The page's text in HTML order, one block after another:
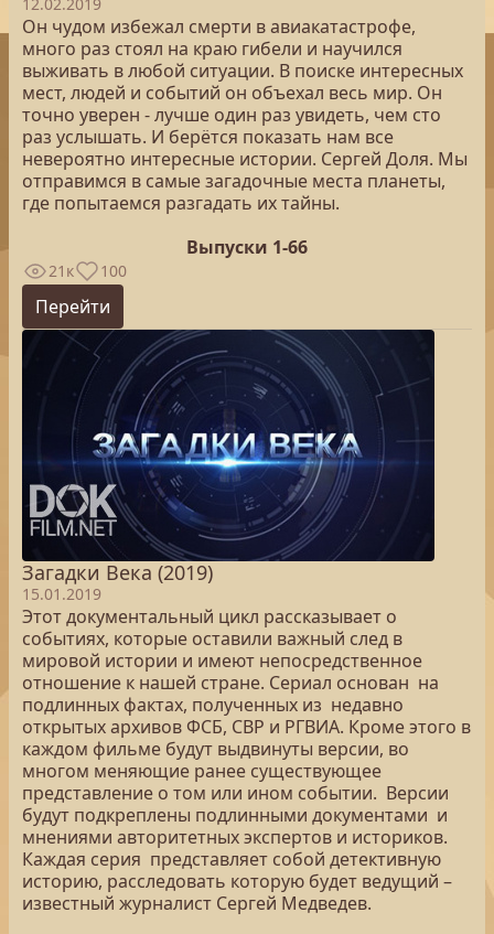
Он чудом избежал смерти в авиакатастрофе,
много раз стоял на краю гибели и научился
выживать в любой ситуации. В поиске интересных
мест, людей и событий он объехал весь мир. Он
точно уверен - лучше один раз увидеть, чем сто
раз услышать. И берётся показать нам все
невероятно интересные истории. Сергей Доля. Мы
отправимся в самые загадочные места планеты,
где попытаемся разгадать их тайны.
Выпуски 1-66
21к 100
Перейти
Загадки Века (2019)
15.01.2019
Этот документальный цикл рассказывает о
событиях, которые оставили важный след в
мировой истории и имеют непосредственное
отношение к нашей стране. Сериал основан на
подлинных фактах, полученных из недавно
открытых архивов ФСБ, СВР и РГВИА. Кроме этого в
каждом фильме будут выдвинуты версии, во
многом меняющие ранее существующее
представление о том или ином событии. Версии
будут подкреплены подлинными документами и
мнениями авторитетных экспертов и историков.
Каждая серия представляет собой детективную
историю, расследовать которую будет ведущий –
известный журналист Сергей Медведев.